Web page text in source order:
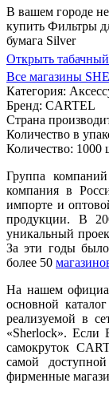
В вашем городе
купить Фильтры
бумага Silver
Открыть
Все магазины
Категория:
Бренд: CARTEL
Страна
Количество в
Количество: 1000
Группа
компания в
импорте и
продукции. В
уникальный
За эти годы
более 50
На нашем
основной
реализуемой в
«Sherlock». Если
самокруток
самой
фирменные